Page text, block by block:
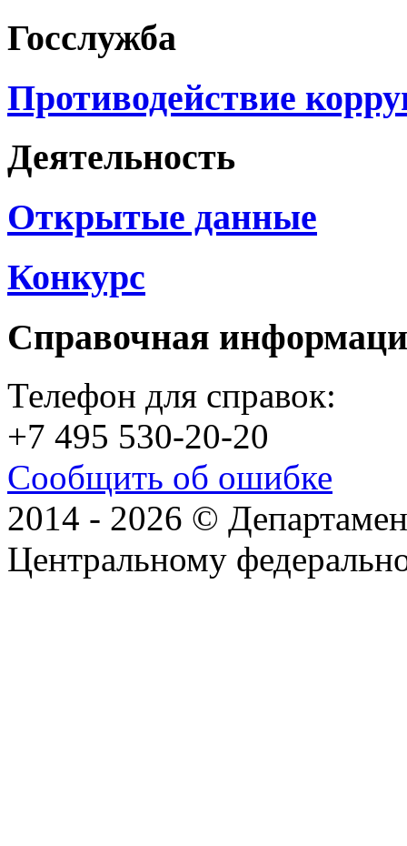
Госслужба
Противодействие
Деятельность
Открытые данные
Конкурс
Справочная
Телефон для справок:
+7 495 530-20-20
Сообщить об ошибке
2014 - 2026 ©
Центральному